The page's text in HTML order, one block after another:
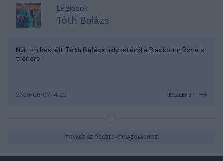
Légiósok
Tóth Balázs
Nyíltan beszélt Tóth Balázs helyzetéről a Blackburn Rovers
trénere.
2026-08-07 14:22 RÉSZLETEK
TOVÁBB AZ ÖSSZES ÁTIGAZOLÁSHOZ